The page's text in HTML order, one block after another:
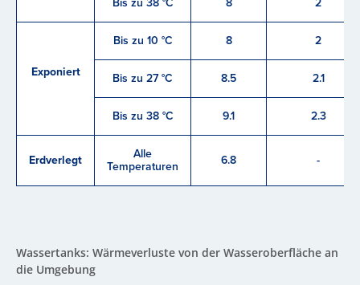
Exponiert
Bis zu 10 °C 8 2
Bis zu 27 °C 8.5 2.1
Bis zu 38 °C 9.1 2.3
Erdverlegt Alle
Temperaturen 6.8 -
Wassertanks: Wärmeverluste von der Wasseroberfläche an
die Umgebung